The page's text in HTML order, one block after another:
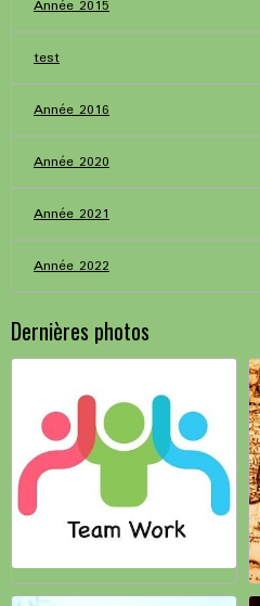
Année 2015
test
Année 2016
Année 2020
Année 2021
Année 2022
Dernières photos